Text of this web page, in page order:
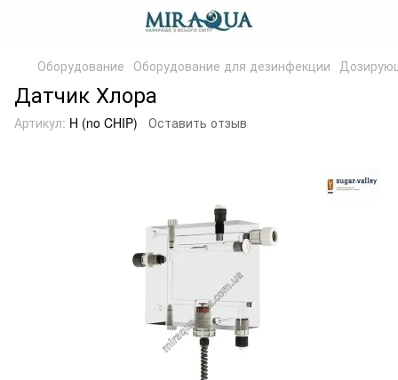
Оборудование Оборудование для дезинфекции
Датчик Хлора
Артикул: H (no CHIP) Оставить отзыв